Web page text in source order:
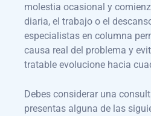
molestia ocasional y
diaria, el trabajo o el
especialistas en columna
causa real del problema y
tratable evolucione hacia
Debes considerar una
presentas alguna de las